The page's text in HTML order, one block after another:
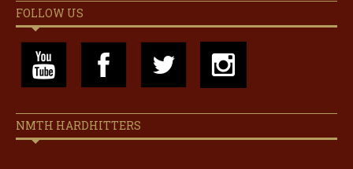
FOLLOW US
NMTH HARDHITTERS